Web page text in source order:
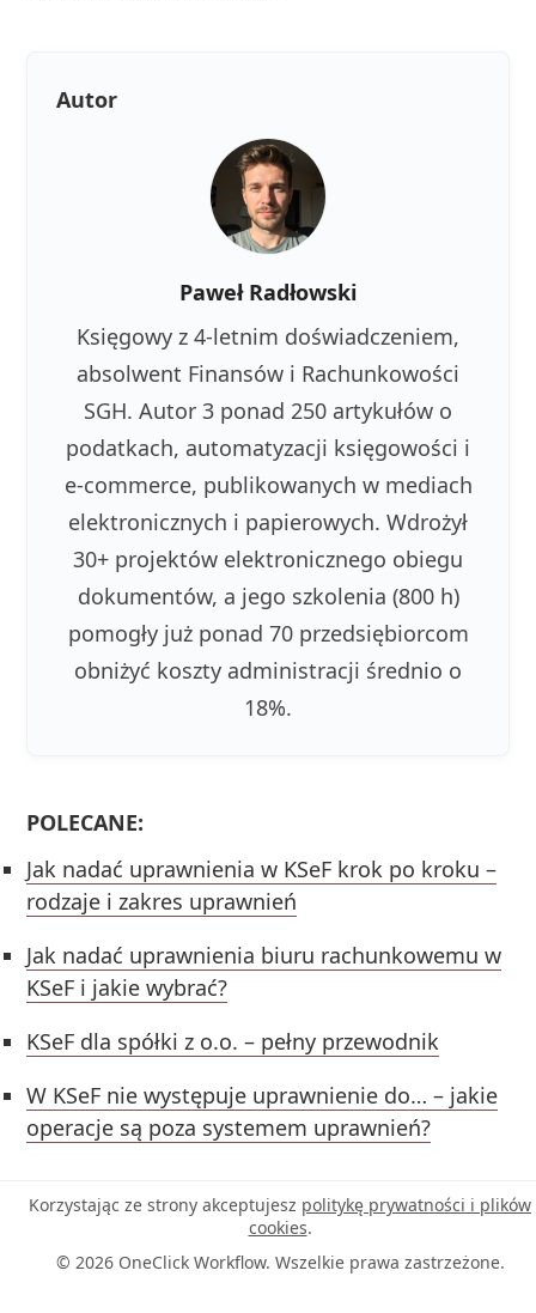
Autor
Paweł Radłowski
Księgowy z 4-letnim doświadczeniem,
absolwent Finansów i Rachunkowości
SGH. Autor 3 ponad 250 artykułów o
podatkach, automatyzacji księgowości i
e-commerce, publikowanych w mediach
elektronicznych i papierowych. Wdrożył
30+ projektów elektronicznego obiegu
dokumentów, a jego szkolenia (800 h)
pomogły już ponad 70 przedsiębiorcom
obniżyć koszty administracji średnio o
18%.
POLECANE:
Jak nadać uprawnienia w KSeF krok po kroku –
rodzaje i zakres uprawnień
Jak nadać uprawnienia biuru rachunkowemu w
KSeF i jakie wybrać?
KSeF dla spółki z o.o. – pełny przewodnik
W KSeF nie występuje uprawnienie do… – jakie
operacje są poza systemem uprawnień?
Korzystając ze strony akceptujesz politykę prywatności i plików
cookies.
© 2026 OneClick Workflow. Wszelkie prawa zastrzeżone.